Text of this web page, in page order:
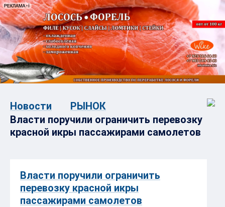
Новости
РЫНОК
Власти поручили ограничить перевозку
красной икры пассажирами самолетов
Власти поручили ограничить
перевозку красной икры
пассажирами самолетов